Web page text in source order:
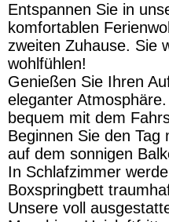
Entspannen Sie in
komfortablen
zweiten Zuhause. Sie
wohlfühlen!
Genießen Sie Ihren
eleganter
bequem mit dem
Beginnen Sie den Tag
auf dem sonnigen
In Schlafzimmer
Boxspringbett
Unsere voll